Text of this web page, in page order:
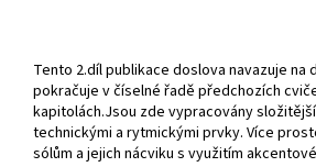
Tento 2.díl publikace doslova navazuje na
pokračuje v číselné řadě předchozích
kapitolách.Jsou zde vypracovány
technickými a rytmickými prvky. Více
sólům a jejich nácviku s využitím